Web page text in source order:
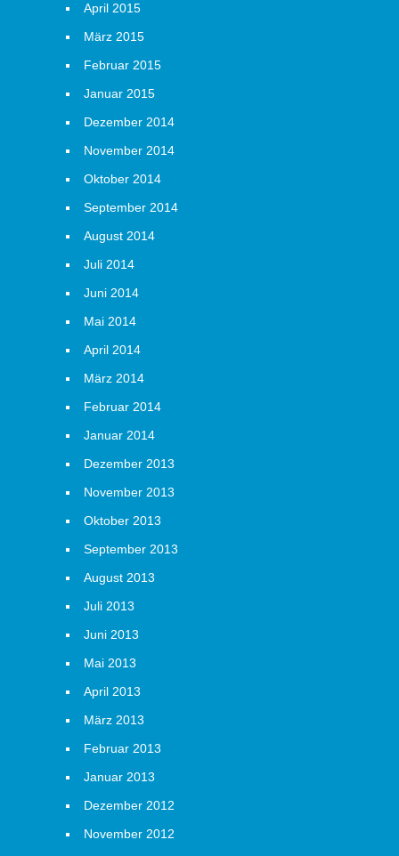
April 2015
März 2015
Februar 2015
Januar 2015
Dezember 2014
November 2014
Oktober 2014
September 2014
August 2014
Juli 2014
Juni 2014
Mai 2014
April 2014
März 2014
Februar 2014
Januar 2014
Dezember 2013
November 2013
Oktober 2013
September 2013
August 2013
Juli 2013
Juni 2013
Mai 2013
April 2013
März 2013
Februar 2013
Januar 2013
Dezember 2012
November 2012